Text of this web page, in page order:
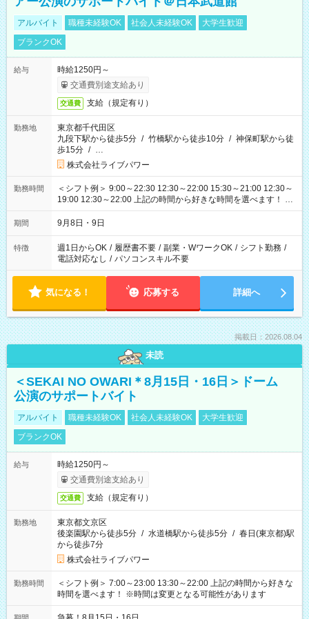
アルバイト 職種未経験OK 社会人未経験OK
大学生歓迎
ブランクOK
給与
時給1250円～
交通費別途支給あり
交通費 支給（規定有り）
勤務地
東京都千代田区
九段下駅から徒歩5分 / 竹橋駅から徒歩10分 / 神保町駅から徒
歩15分 / …
株式会社ライブパワー
勤務時間
＜シフト例＞ 9:00～22:30 12:30～22:00 15:30～21:00 12:30～
19:00 12:30～22:00 上記の時間から好きな時間を選べます！ ※
時間は変更となる可能性があります
期間 9月8日・9日
特徴 週1日からOK / 履歴書不要 / 副業・WワークOK / シフト勤務 /
電話対応なし / パソコンスキル不要
気になる！ 応募する 詳細へ
掲載日：2026.08.04
未読
＜SEKAI NO OWARI＊8月15日・16日＞ドーム
公演のサポートバイト
アルバイト 職種未経験OK 社会人未経験OK
大学生歓迎
ブランクOK
給与
時給1250円～
交通費別途支給あり
交通費 支給（規定有り）
勤務地
東京都文京区
後楽園駅から徒歩5分 / 水道橋駅から徒歩5分 / 春日(東京都)駅
から徒歩7分
株式会社ライブパワー
勤務時間
＜シフト例＞ 7:00～23:00 13:30～22:00 上記の時間から好きな
時間を選べます！ ※時間は変更となる可能性があります